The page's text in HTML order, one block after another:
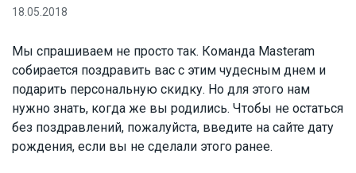
18.05.2018
Мы спрашиваем не просто так. Команда Masteram
собирается поздравить вас с этим чудесным днем и
подарить персональную скидку. Но для этого нам
нужно знать, когда же вы родились. Чтобы не остаться
без поздравлений, пожалуйста, введите на сайте дату
рождения, если вы не сделали этого ранее.